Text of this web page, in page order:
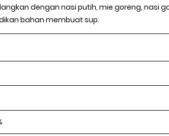
dengan nasi putih, mie goreng, nasi
bahan membuat sup.